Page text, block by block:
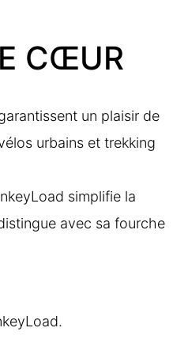
CŒUR
un plaisir de
urbains et trekking
simplifie la
avec sa fourche